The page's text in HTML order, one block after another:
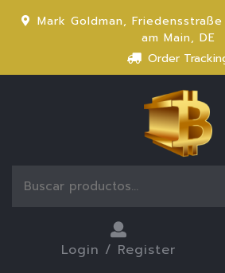
Mark Goldman,
am Main, DE
Order
Login / Register